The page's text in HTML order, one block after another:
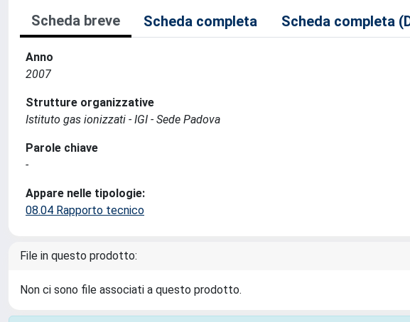
Scheda breve Scheda completa Scheda completa
Anno
2007
Strutture organizzative
Istituto gas ionizzati - IGI - Sede Padova
Parole chiave
-
Appare nelle tipologie:
08.04 Rapporto tecnico
File in questo prodotto:
Non ci sono file associati a questo prodotto.